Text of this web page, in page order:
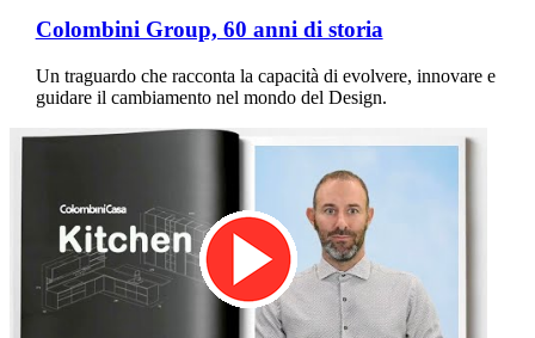
Colombini Group, 60 anni di storia
Un traguardo che racconta la capacità di evolvere, innovare e
guidare il cambiamento nel mondo del Design.